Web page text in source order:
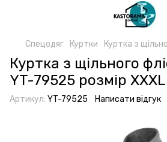
Спецодяг Куртки Куртка з
Куртка з щільного
YT-79525 розмір XXXL
Артикул: YT-79525 Написати відгук